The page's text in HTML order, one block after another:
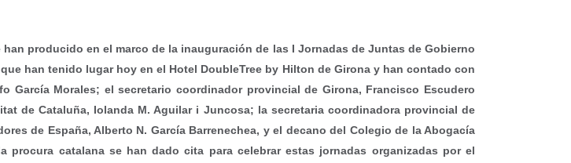
producido en el marco de la inauguración de las I Jornadas de Juntas de Gobierno
han tenido lugar hoy en el Hotel DoubleTree by Hilton de Girona y han contado con
García Morales; el secretario coordinador provincial de Girona, Francisco Escudero
de Cataluña, Iolanda M. Aguilar i Juncosa; la secretaria coordinadora provincial de
de España, Alberto N. García Barrenechea, y el decano del Colegio de la Abogacía
procura catalana se han dado cita para celebrar estas jornadas organizadas por el